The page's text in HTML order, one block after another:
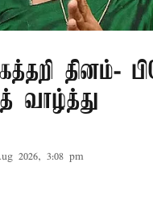
தினம்-
வாழ்த்து
2026, 3:08 pm